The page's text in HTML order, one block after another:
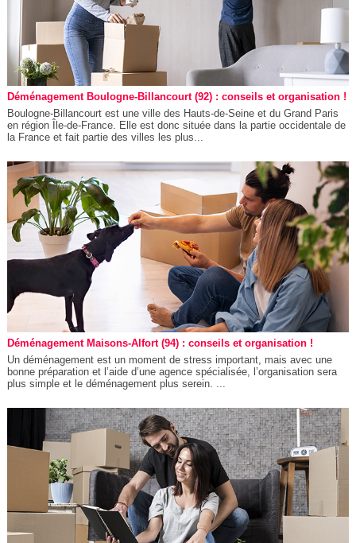
Déménagement Boulogne-Billancourt (92) : conseils et organisation !
Boulogne-Billancourt est une ville des Hauts-de-Seine et du Grand Paris
en région Île-de-France. Elle est donc située dans la partie occidentale de
la France et fait partie des villes les plus...
Déménagement Maisons-Alfort (94) : conseils et organisation !
Un déménagement est un moment de stress important, mais avec une
bonne préparation et l’aide d’une agence spécialisée, l’organisation sera
plus simple et le déménagement plus serein. ...